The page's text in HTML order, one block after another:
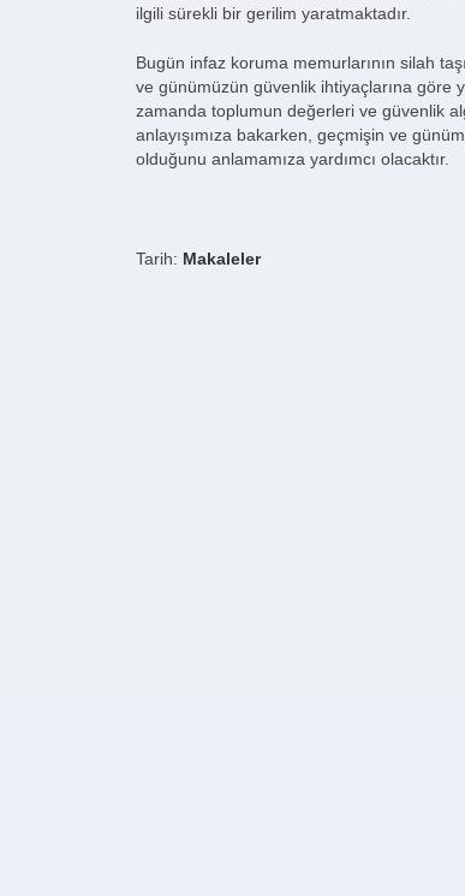
ilgili sürekli bir gerilim yaratmaktadır.
Bugün infaz koruma memurlarının silah
ve günümüzün güvenlik ihtiyaçlarına göre
zamanda toplumun değerleri ve güvenlik
anlayışımıza bakarken, geçmişin ve
olduğunu anlamamıza yardımcı olacaktır.
Tarih: Makaleler